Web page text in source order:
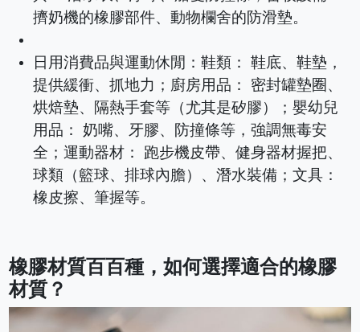
擠奶機的橡膠部件、動物欄舍的防滑墊。
日用消費品與運動休閒：鞋類： 鞋底、鞋墊，
提供緩衝、抓地力；廚房用品： 密封罐墊圈、
烘焙墊、隔熱手套等（尤其是矽膠）；嬰幼兒
用品： 奶嘴、牙膠、防撞條等，強調無毒安
全；運動器材： 跑步機皮帶、健身器材握把、
球類（籃球、排球內膽）、潛水裝備；文具：
橡皮擦、筆握等。
橡膠材質百百種，如何選擇適合的橡膠
材質？